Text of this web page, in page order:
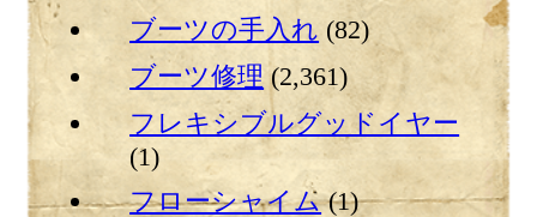
ブーツの手入れ (82)
ブーツ修理 (2,361)
フレキシブルグッドイヤー
(1)
フローシャイム(1)